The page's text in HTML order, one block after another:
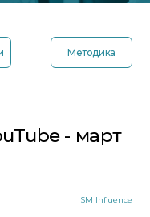
Методика
- март
SM Influence